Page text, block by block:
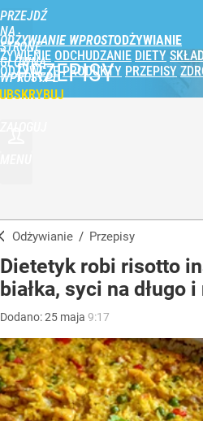
PRZEJDŹ
NA
STRONĘ
GŁÓWNĄ
WPROST.PL
ODŻYWIANIE WPROST
ŻYWIENIE ODCHUDZANIE DIETY
ODŻYWCZE PRODUKTY PRZEPISY
PRZEPISY
Odżywianie / Przepisy
Dietetyk robi risotto
białka, syci na długo
Dodano:25 maja 9:17